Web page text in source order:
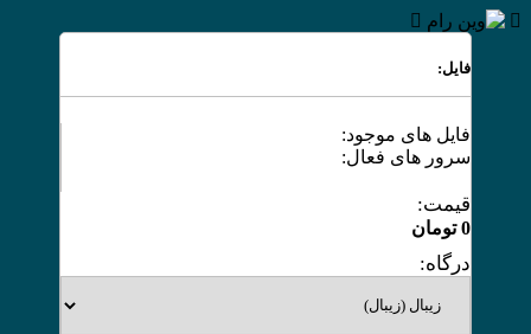
فایل:
فایل های موجود:
سرور های فعال:
قیمت:
0 تومان
درگاه: